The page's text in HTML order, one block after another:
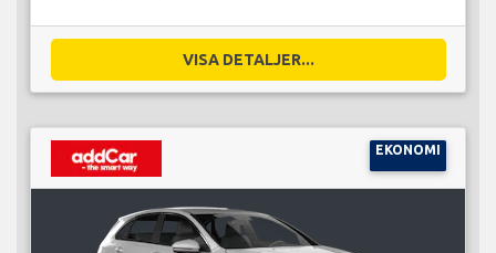
VISA DETALJER...
EKONOMI